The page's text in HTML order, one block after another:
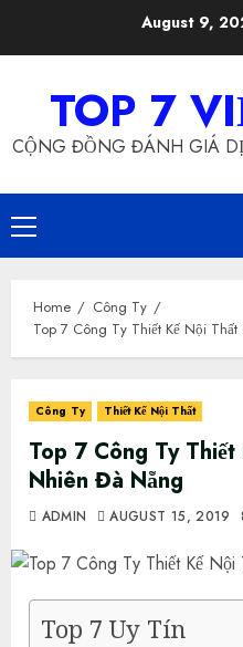
August 9,
TOP 7
CỘNG ĐỒNG ĐÁNH GIÁ
Primary
Menu
Home
Công Ty
Top 7 Công Ty Thiết Kế Nội
Công Ty Thiết Kế Nội Thất
Top 7 Công Ty
Nhiên Đà Nẵng
ADMIN AUGUST 15, 2019
Top 7 Uy Tín